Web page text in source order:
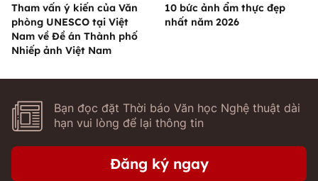
Tham vấn ý kiến của Văn
phòng UNESCO tại Việt
Nam về Đề án Thành phố
Nhiếp ảnh Việt Nam
10 bức ảnh ẩm thực đẹp
nhất năm 2026
Bạn đọc đặt Thời báo Văn học Nghệ thuật dài
hạn vui lòng để lại thông tin
Đăng ký ngay